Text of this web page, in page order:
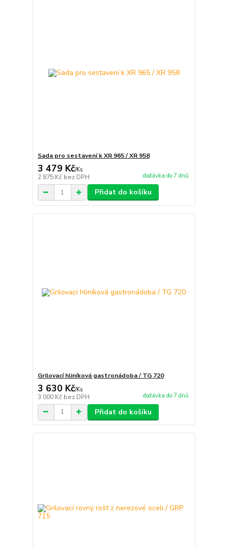
Sada pro sestavení k XR 965 / XR 958
3 479 Kč/Ks
2 875 Kč bez DPH dodávka do 7 dnů
Přidat do košíku
Grilovací hliníková gastronádoba / TG 720
3 630 Kč/Ks
3 000 Kč bez DPH dodávka do 7 dnů
Přidat do košíku